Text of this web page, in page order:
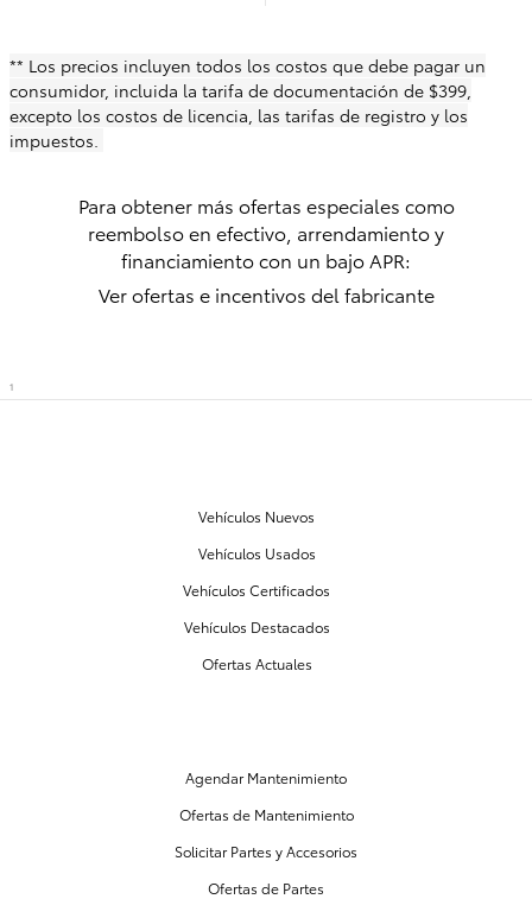
** Los precios incluyen todos los costos que debe pagar un
consumidor, incluida la tarifa de documentación de $399,
excepto los costos de licencia, las tarifas de registro y los
impuestos.
Para obtener más ofertas especiales como
reembolso en efectivo, arrendamiento y
financiamiento con un bajo APR:
Ver ofertas e incentivos del fabricante
1
Vehículos Nuevos
Vehículos Usados
Vehículos Certificados
Vehículos Destacados
Ofertas Actuales
Agendar Mantenimiento
Ofertas de Mantenimiento
Solicitar Partes y Accesorios
Ofertas de Partes